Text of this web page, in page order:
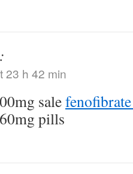
23 h 42 min
sale
pills